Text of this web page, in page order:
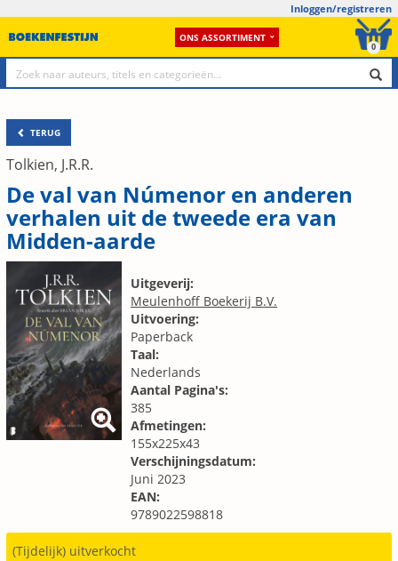
Inloggen/registreren
ONS ASSORTIMENT
0
TERUG
Tolkien, J.R.R.
De val van Númenor en anderen
verhalen uit de tweede era van
Midden-aarde
Uitgeverij:
Meulenhoff Boekerij B.V.
Uitvoering:
Paperback
Taal:
Nederlands
Aantal Pagina's:
385
Afmetingen:
155x225x43
Verschijningsdatum:
Juni 2023
EAN:
9789022598818
(Tijdelijk) uitverkocht